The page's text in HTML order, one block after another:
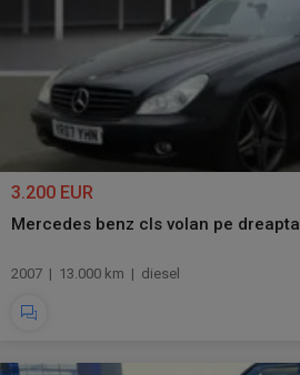
3.200 EUR
Mercedes benz cls volan pe dreapta
2007 | 13.000 km | diesel